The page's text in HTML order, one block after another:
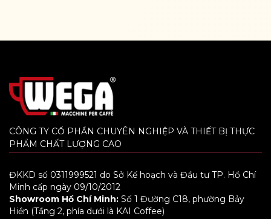
CÔNG TY CỔ PHẦN CHUYÊN NGHIỆP VÀ THIẾT BỊ THỰC
PHẨM CHẤT LƯỢNG CAO
ĐKKD số 0311999521 do Sở Kế hoạch và Đầu tư TP. Hồ Chí
Minh cấp ngày 09/10/2012
Showroom Hồ Chí Minh: Số 1 Đường C18, phường Bảy
Hiền (Tầng 2, phía dưới là KAI Coffee)